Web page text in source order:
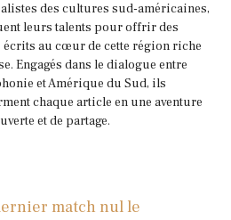
des cultures sud-américaines,
leurs talents pour offrir des
écrits au cœur de cette région riche
Engagés dans le dialogue entre
et Amérique du Sud, ils
chaque article en une aventure
et de partage.
match nul le